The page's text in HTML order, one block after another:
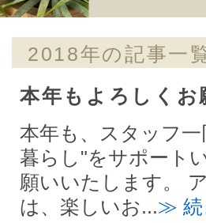
2018年の記事一
本年もよろしく
本年も、スタッフ
暮らし"をサポート
願いいたします。
は、楽しいお...≫ 続